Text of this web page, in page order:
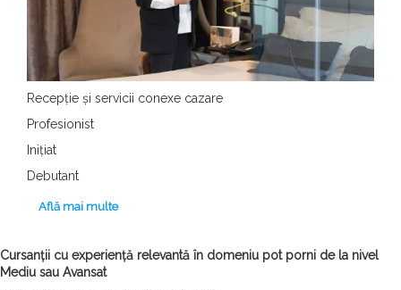
Recepție și servicii conexe cazare
Profesionist
Inițiat
Debutant
Află mai multe
Cursanții cu experiență relevantă în domeniu pot porni de la nivel
Mediu sau Avansat